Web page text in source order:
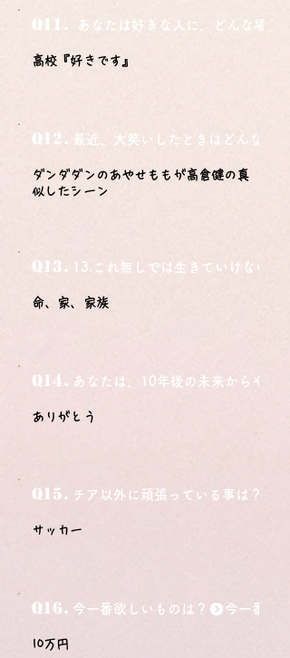
Q11. あなたは好きな人に、どんな場所
高校『好きです』
Q12. 最近、大笑いしたときはどんな時？
ダンダダンのあやせももが高倉健の真
似したシーン
Q13. 13.これ無しでは生きていけないモ
命、家、家族
Q14. あなたは、10年後の未来からやっ
ありがとう
Q15. チア以外に頑張っている事は？
サッカー
Q16. 今一番欲しいものは？
10万円